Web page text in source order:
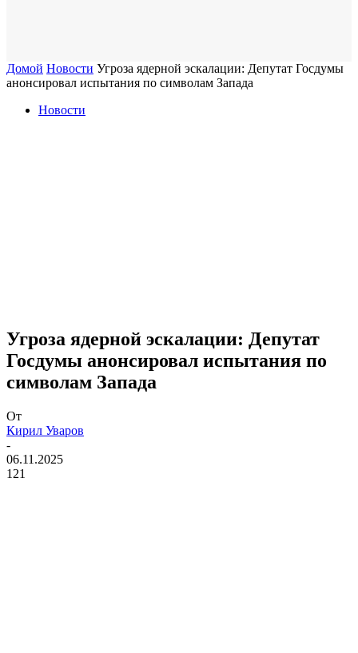
Домой Новости Угроза ядерной эскалации: Депутат Госдумы
анонсировал испытания по символам Запада
Новости
Угроза ядерной эскалации: Депутат
Госдумы анонсировал испытания по
символам Запада
От
Кирил Уваров
-
06.11.2025
121